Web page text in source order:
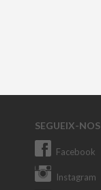
SEGUEIX-NOS
Facebook
Instagram